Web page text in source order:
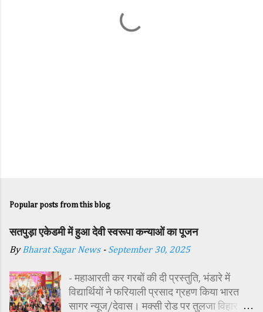
Popular posts from this blog
सतपुड़ा एकेडमी में हुआ देवी स्वरूपा कन्याओं का पूजन
ByBharat Sagar News - September 30, 2025
- महाआरती कर गरबों की दी प्रस्तुति, भंडारे में
विद्यार्थियों ने फरियाली प्रसाद ग्रहण किया भारत
सागर न्यूज/देवास। मक्सी रोड पर तुलजा विहार